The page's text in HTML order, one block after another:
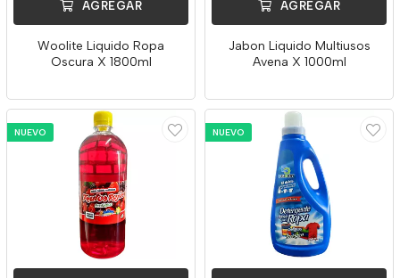
AGREGAR
Woolite Liquido Ropa
Oscura X 1800ml
AGREGAR
Jabon Liquido Multiusos
Avena X 1000ml
NUEVO NUEVO